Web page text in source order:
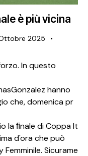
è più vicina
2025
In questo
hanno
che, domenica pr
la ﬁnale di Coppa It
d'ora che può
Sicurame